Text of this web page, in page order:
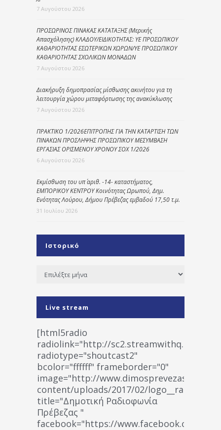
7 Αυγούστου 2026
ΠΡΟΣΩΡΙΝΟΣ ΠΙΝΑΚΑΣ ΚΑΤΑΤΑΞΗΣ (Μερικής
Απασχόλησης) ΚΛΑΔΟΥ/ΕΙΔΙΚΟΤΗΤΑΣ: ΥΕ ΠΡΟΣΩΠΙΚΟΥ
ΚΑΘΑΡΙΟΤΗΤΑΣ ΕΣΩΤΕΡΙΚΩΝ ΧΩΡΩΝ/ΥΕ ΠΡΟΣΩΠΙΚΟΥ
ΚΑΘΑΡΙΟΤΗΤΑΣ ΣΧΟΛΙΚΩΝ ΜΟΝΑΔΩΝ
7 Αυγούστου 2026
Διακήρυξη δημοπρασίας μίσθωσης ακινήτου για τη
λειτουργία χώρου μεταφόρτωσης της ανακύκλωσης
7 Αυγούστου 2026
ΠΡΑΚΤΙΚΟ 1/2026ΕΠΙΤΡΟΠΗΣ ΓΙΑ ΤΗΝ ΚΑΤΑΡΤΙΣΗ ΤΩΝ
ΠΙΝΑΚΩΝ ΠΡΟΣΛΗΨΗΣ ΠΡΟΣΩΠΙΚΟΥ ΜΕΣΥΜΒΑΣΗ
ΕΡΓΑΣΙΑΣ ΟΡΙΣΜΕΝΟΥ ΧΡΟΝΟΥ ΣΟΧ 1/2026
6 Αυγούστου 2026
Εκμίσθωση του υπ΄ αριθ. -14- καταστήματος,
ΕΜΠΟΡΙΚΟΥ ΚΕΝΤΡΟΥ Κοινότητας Ωρωπού, Δημ.
Ενότητας Λούρου, Δήμου Πρέβεζας εμβαδού 17,50 τ.μ.
31 Ιουλίου 2026
Ιστορικό
Ιστορικό
Live stream
[html5radio
radiolink="http://
radiotype="shoutcast2"
bcolor="ffffff" frameborder="0"
image="http://www.dimosprevezas.gr/wp-
content/uploads/2017/02/
title="Δημοτική Ραδιοφωνία
Πρέβεζας "
facebook="https://www.facebook.com/